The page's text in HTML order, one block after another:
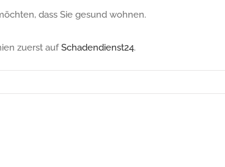
dass Sie gesund wohnen.
zuerst aufSchadendienst24.